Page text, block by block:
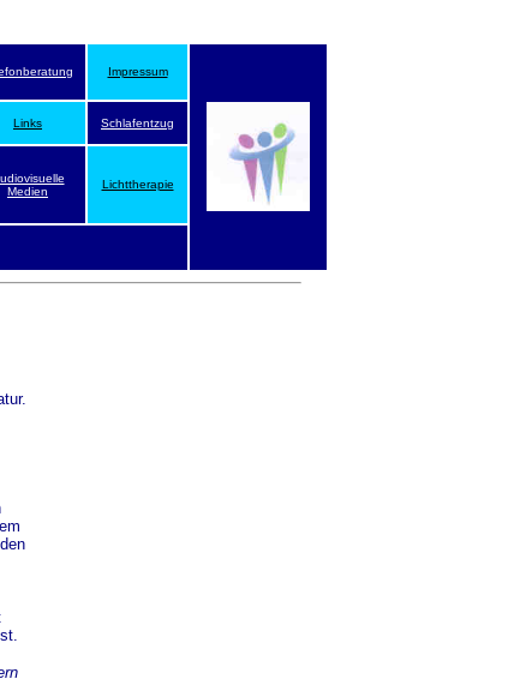
Impressum
Links Schlafentzug
Medien
Lichttherapie